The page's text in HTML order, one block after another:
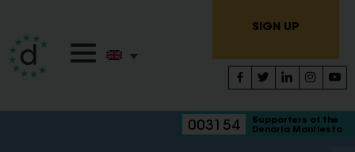
SIGN UP
003154
Supporters of the
Denaria Manifesto